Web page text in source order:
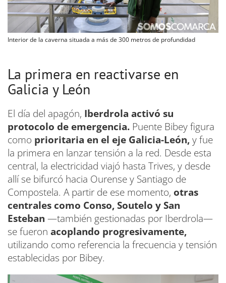
Interior de la caverna situada a más de 300 metros de profundidad
La primera en reactivarse en
Galicia y León
El día del apagón, Iberdrola activó su
protocolo de emergencia. Puente Bibey figura
como prioritaria en el eje Galicia-León,y fue
la primera en lanzar tensión a la red. Desde esta
central, la electricidad viajó hasta Trives, y desde
allí se bifurcó hacia Ourense y Santiago de
Compostela. A partir de ese momento, otras
centrales como Conso, Soutelo y San
Esteban —también gestionadas por Iberdrola—
se fueron acoplando progresivamente,
utilizando como referencia la frecuencia y tensión
establecidas por Bibey.